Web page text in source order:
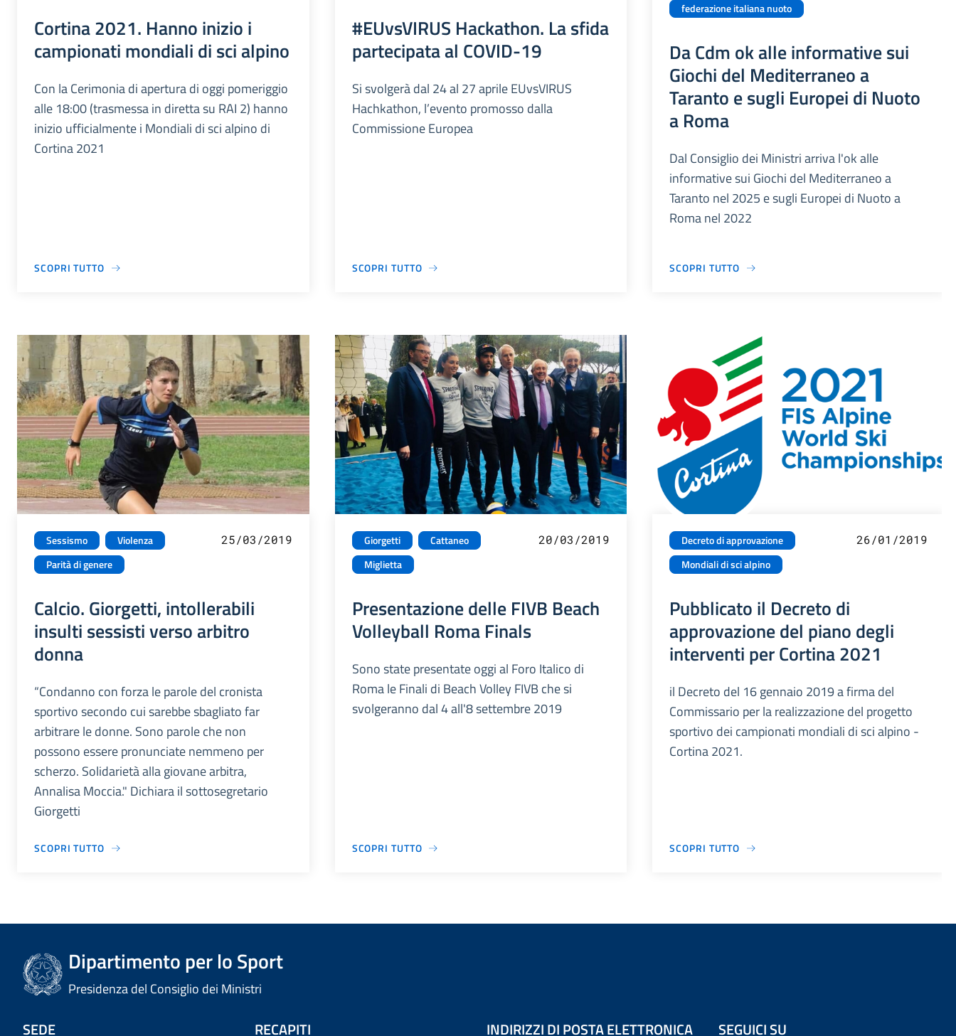
Cortina 2021. Hanno inizio i
campionati mondiali di sci alpino
Con la Cerimonia di apertura di oggi pomeriggio
alle 18:00 (trasmessa in diretta su RAI 2) hanno
inizio ufficialmente i Mondiali di sci alpino di
Cortina 2021
SCOPRI TUTTO
#EUvsVIRUS Hackathon. La sfida
partecipata al COVID-19
Si svolgerà dal 24 al 27 aprile EUvsVIRUS
Hachkathon, l’evento promosso dalla
Commissione Europea
SCOPRI TUTTO
federazione italiana nuoto
Da Cdm ok alle informative sui
Giochi del Mediterraneo a
Taranto e sugli Europei di Nuoto
a Roma
Dal Consiglio dei Ministri arriva l'ok alle
informative sui Giochi del Mediterraneo a
Taranto nel 2025 e sugli Europei di Nuoto a
Roma nel 2022
SCOPRI TUTTO
Sessismo
Violenza
Parità di genere
25/03/2019
Calcio. Giorgetti, intollerabili
insulti sessisti verso arbitro
donna
“Condanno con forza le parole del cronista
sportivo secondo cui sarebbe sbagliato far
arbitrare le donne. Sono parole che non
possono essere pronunciate nemmeno per
scherzo. Solidarietà alla giovane arbitra,
Annalisa Moccia." Dichiara il sottosegretario
Giorgetti
SCOPRI TUTTO
Giorgetti
Cattaneo
Miglietta
20/03/2019
Presentazione delle FIVB Beach
Volleyball Roma Finals
Sono state presentate oggi al Foro Italico di
Roma le Finali di Beach Volley FIVB che si
svolgeranno dal 4 all'8 settembre 2019
SCOPRI TUTTO
Decreto di approvazione
Mondiali di sci alpino
26/01/2019
Pubblicato il Decreto di
approvazione del piano degli
interventi per Cortina 2021
il Decreto del 16 gennaio 2019 a firma del
Commissario per la realizzazione del progetto
sportivo dei campionati mondiali di sci alpino -
Cortina 2021.
SCOPRI TUTTO
Dipartimento per lo Sport
Presidenza del Consiglio dei Ministri
SEDE RECAPITI INDIRIZZI DI POSTA ELETTRONICA SEGUICI SU